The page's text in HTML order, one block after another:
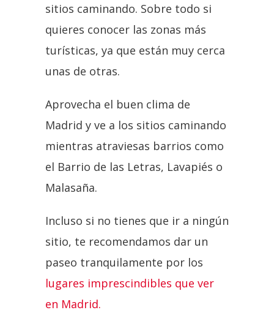
sitios caminando. Sobre todo si
quieres conocer las zonas más
turísticas, ya que están muy cerca
unas de otras.
Aprovecha el buen clima de
Madrid y ve a los sitios caminando
mientras atraviesas barrios como
el Barrio de las Letras, Lavapiés o
Malasaña.
Incluso si no tienes que ir a ningún
sitio, te recomendamos dar un
paseo tranquilamente por los
lugares imprescindibles que ver
en Madrid.